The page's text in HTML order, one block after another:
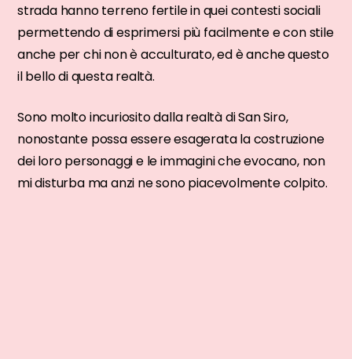
strada hanno terreno fertile in quei contesti sociali
permettendo di esprimersi più facilmente e con stile
anche per chi non è acculturato, ed è anche questo
il bello di questa realtà.
Sono molto incuriosito dalla realtà di San Siro,
nonostante possa essere esagerata la costruzione
dei loro personaggi e le immagini che evocano, non
mi disturba ma anzi ne sono piacevolmente colpito.